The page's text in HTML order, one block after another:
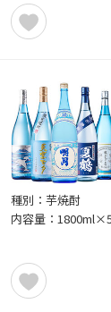
種別：芋焼酎
内容量：